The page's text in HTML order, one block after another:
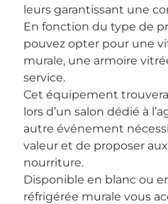
leurs garantissant une
En fonction du type de
pouvez opter pour une
murale, une armoire
service.
Cet équipement
lors d’un salon dédié à
autre événement
valeur et de proposer
nourriture.
Disponible en blanc ou
réfrigérée murale vous